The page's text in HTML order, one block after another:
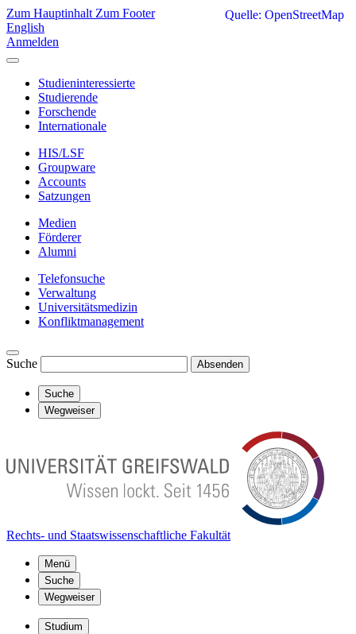
Zum Hauptinhalt Zum Footer
English
Anmelden
Studieninteressierte
Studierende
Forschende
Internationale
HIS/LSF
Groupware
Accounts
Satzungen
Medien
Förderer
Alumni
Telefonsuche
Verwaltung
Universitätsmedizin
Konfliktmanagement
Suche Absenden
Suche
Wegweiser
Rechts- und Staatswissenschaftliche Fakultät
Menü
Suche
Wegweiser
Studium
Quelle: OpenStreetMap